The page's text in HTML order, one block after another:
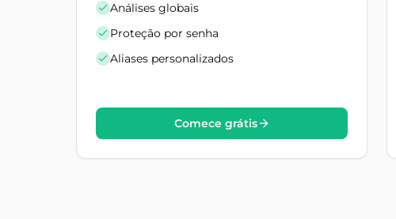
Análises globais
Proteção por senha
Aliases personalizados
Comece grátis